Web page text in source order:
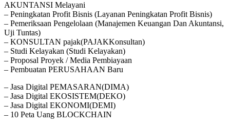
AKUNTANSI Melayani
– Peningkatan Profit Bisnis (Layanan Peningkatan Profit Bisnis)
– Pemeriksaan Pengelolaan (Manajemen Keuangan Dan Akuntansi,
Uji Tuntas)
– KONSULTAN pajak(PAJAKKonsultan)
– Studi Kelayakan (Studi Kelayakan)
– Proposal Proyek / Media Pembiayaan
– Pembuatan PERUSAHAAN Baru
– Jasa Digital PEMASARAN(DIMA)
– Jasa Digital EKOSISTEM(DEKO)
– Jasa Digital EKONOMI(DEMI)
– 10 Peta Uang BLOCKCHAIN